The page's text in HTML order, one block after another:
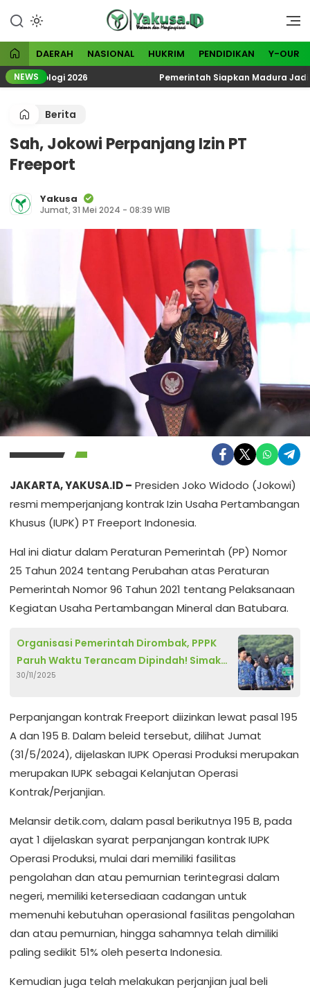
konten
Yakusa
Visioner dan Menginspirasi
DAERAH NASIONAL HUKRIM PENDIDIKAN Y-OUR
NEWS 2026 Pemerintah Siapkan Madura Jadi
Berita
Sah, Jokowi Perpanjang Izin PT
Freeport
Yakusa
Jumat, 31 Mei 2024 - 08:39 WIB
JAKARTA, YAKUSA.ID – Presiden Joko Widodo (Jokowi)
resmi memperjanjang kontrak Izin Usaha Pertambangan
Khusus (IUPK) PT Freeport Indonesia.
Hal ini diatur dalam Peraturan Pemerintah (PP) Nomor
25 Tahun 2024 tentang Perubahan atas Peraturan
Pemerintah Nomor 96 Tahun 2021 tentang Pelaksanaan
Kegiatan Usaha Pertambangan Mineral dan Batubara.
Organisasi Pemerintah Dirombak, PPPK
Paruh Waktu Terancam Dipindah! Simak
Dua Pilihan Karier Setelah 2026
30/11/2025
Perpanjangan kontrak Freeport diizinkan lewat pasal 195
A dan 195 B. Dalam beleid tersebut, dilihat Jumat
(31/5/2024), dijelaskan IUPK Operasi Produksi merupakan
merupakan IUPK sebagai Kelanjutan Operasi
Kontrak/Perjanjian.
Melansir detik.com, dalam pasal berikutnya 195 B, pada
ayat 1 dijelaskan syarat perpanjangan kontrak IUPK
Operasi Produksi, mulai dari memiliki fasilitas
pengolahan dan atau pemurnian terintegrasi dalam
negeri, memiliki ketersediaan cadangan untuk
memenuhi kebutuhan operasional fasilitas pengolahan
dan atau pemurnian, hingga sahamnya telah dimiliki
paling sedikit 51% oleh peserta Indonesia.
Kemudian juga telah melakukan perjanjian jual beli